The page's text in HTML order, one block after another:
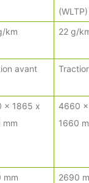
(WLTP)
km 22 g/
avant
x 1865 x
mm
4660
1660
mm 2690